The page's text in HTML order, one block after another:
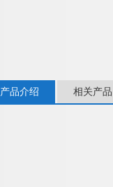
产品介绍 相关产品